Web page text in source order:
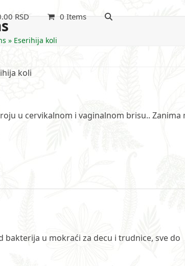
RSD 0 Items
» Eserihija koli
koli
u cervikalnom i vaginalnom brisu.. Zanima
u mokraći za decu i trudnice, sve do